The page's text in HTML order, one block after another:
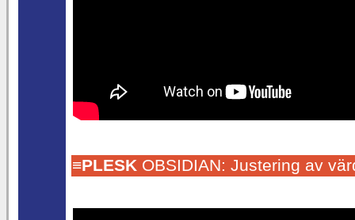
≡PLESK OBSIDIAN: Justering av